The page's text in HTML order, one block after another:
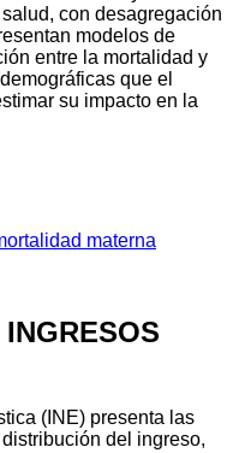
general y
en la magnitud y
de grupos
a partir de la edad y
específico sobre
mortalidad y de
con desagregación
modelos de
entre la mortalidad y
que el
materna